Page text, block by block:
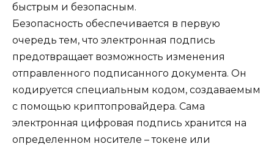
быстрым и безопасным.
Безопасность обеспечивается в первую
очередь тем, что электронная подпись
предотвращает возможность изменения
отправленного подписанного документа. Он
кодируется специальным кодом, создаваемым
с помощью криптопровайдера. Сама
электронная цифровая подпись хранится на
определенном носителе – токене или